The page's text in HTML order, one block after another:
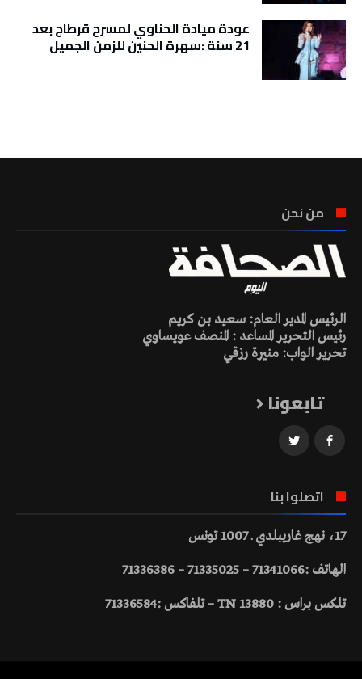
عودة ميادة الحناوي لمسرح قرطاج بعد
21 سنة :سهرة الحنين للزمن الجميل
من نحن
الرئيس المدير العام: سعيد بن كريم
رئيس التحرير المساعد : المنصف عويساوي
تحرير الواب: منيرة رزقي
تابعونا
اتصلوا بنا
17، نهج غاريبلدي ـ 1007 تونس
الهاتف :71341066 – 71335025 – 71336386
تلكس براس : 13880 TN – تلفاكس :71336584